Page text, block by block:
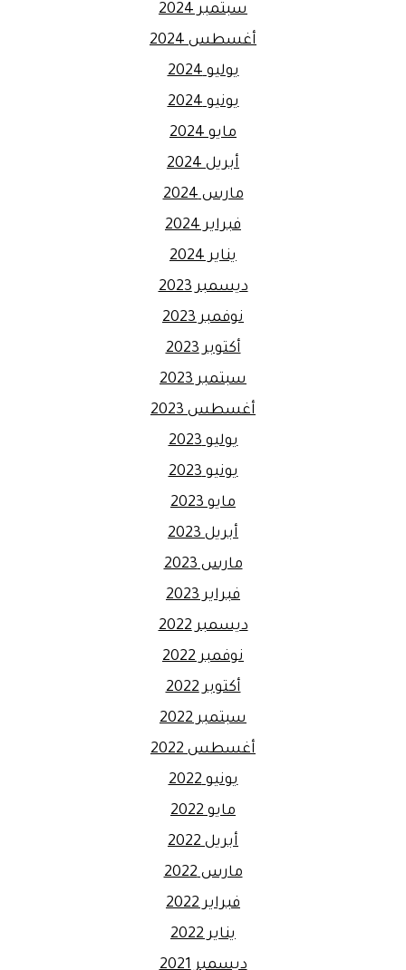
سبتمبر 2024
أغسطس 2024
يوليو 2024
يونيو 2024
مايو 2024
أبريل 2024
مارس 2024
فبراير 2024
يناير 2024
ديسمبر 2023
نوفمبر 2023
أكتوبر 2023
سبتمبر 2023
أغسطس 2023
يوليو 2023
يونيو 2023
مايو 2023
أبريل 2023
مارس 2023
فبراير 2023
ديسمبر 2022
نوفمبر 2022
أكتوبر 2022
سبتمبر 2022
أغسطس 2022
يونيو 2022
مايو 2022
أبريل 2022
مارس 2022
فبراير 2022
يناير 2022
ديسمبر 2021